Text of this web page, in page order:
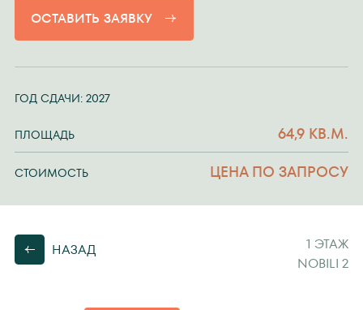
ОСТАВИТЬ ЗАЯВКУ
ГОД СДАЧИ: 2027
ПЛОЩАДЬ 64,9 КВ.М.
СТОИМОСТЬ ЦЕНА ПО ЗАПРОСУ
НАЗАД
1 ЭТАЖ
NOBILI 2